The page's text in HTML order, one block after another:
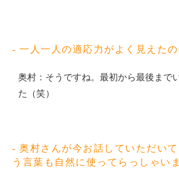
- 一人一人の適応力がよく見えたの
奥村：そうですね。最初から最後まで
た（笑）
- 奥村さんが今お話していただい
う言葉も自然に使ってらっしゃい